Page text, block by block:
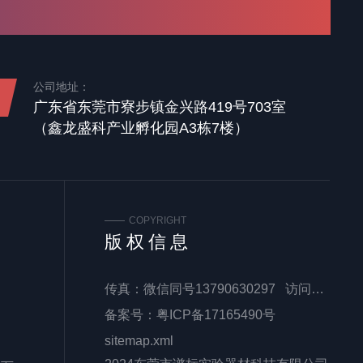
公司地址：
广东省东莞市寮步镇金兴路419号703室
（鑫龙盛科产业孵化园A3栋7楼）
COPYRIGHT
版权信息
传真：微信同号13790630297 访问量：
备案号： 粤ICP备17165490号
sitemap.xml